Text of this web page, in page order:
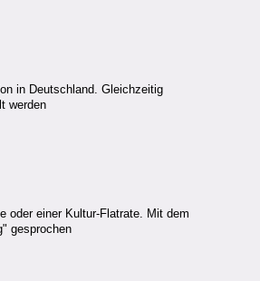
in Deutschland. Gleichzeitig
werden
oder einer Kultur-Flatrate. Mit dem
gesprochen